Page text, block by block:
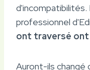
professionnel
ont traversé ont
Auront-ils changé